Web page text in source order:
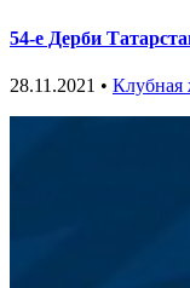
54-е Дерби
28.11.2021 • Клубная